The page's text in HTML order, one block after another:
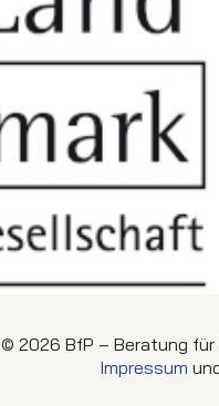
© 2026 BfP – Beratung für
Impressum